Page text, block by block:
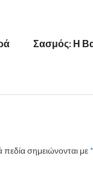
Σασμός: Η
σημειώνονται με *